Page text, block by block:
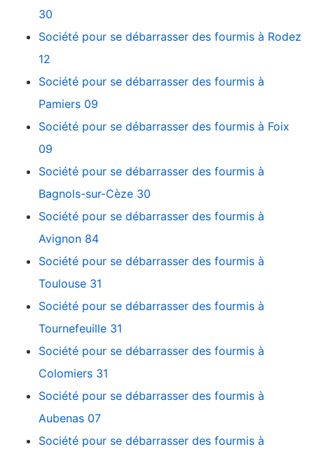
30
Société pour se débarrasser des fourmis à Rodez
12
Société pour se débarrasser des fourmis à
Pamiers 09
Société pour se débarrasser des fourmis à Foix
09
Société pour se débarrasser des fourmis à
Bagnols-sur-Cèze 30
Société pour se débarrasser des fourmis à
Avignon 84
Société pour se débarrasser des fourmis à
Toulouse 31
Société pour se débarrasser des fourmis à
Tournefeuille 31
Société pour se débarrasser des fourmis à
Colomiers 31
Société pour se débarrasser des fourmis à
Aubenas 07
Société pour se débarrasser des fourmis à